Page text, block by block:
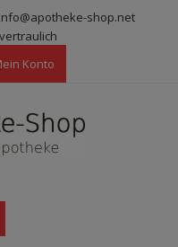
info@apotheke-shop.net
Konto